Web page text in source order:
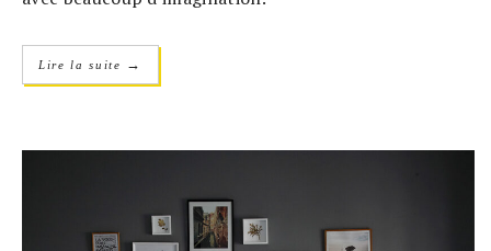
Lire la suite →